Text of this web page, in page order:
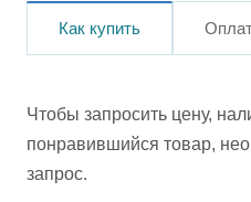
Как купить
Чтобы запросить цену,
понравившийся товар,
запрос.